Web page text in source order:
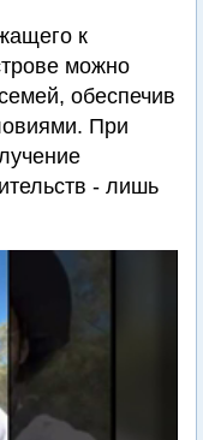
к
можно
обеспечив
При
- лишь